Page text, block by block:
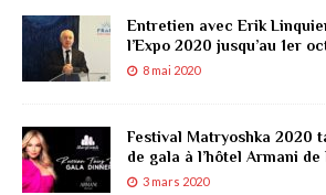
Entretien avec Erik
l’Expo 2020 jusqu’au 1er
8 mai 2020
Festival Matryoshka 2020
de gala à l’hôtel Armani de
3 mars 2020